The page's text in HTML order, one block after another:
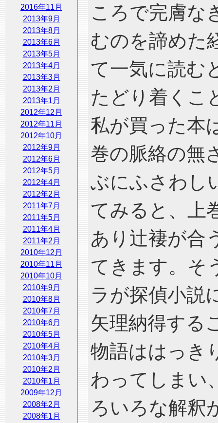
2016年11月
2013年9月
2013年8月
2013年6月
2013年5月
2013年4月
2013年3月
2013年2月
2013年1月
2012年12月
2012年11月
2012年10月
2012年9月
2012年6月
2012年5月
2012年4月
2012年2月
2011年7月
2011年5月
2011年4月
2011年2月
2010年12月
2010年11月
2010年10月
2010年9月
2010年8月
2010年7月
2010年6月
2010年5月
2010年4月
2010年3月
2010年2月
2010年1月
2009年12月
2008年2月
2008年1月
ころで完膚な
むのを諦めた
て一気に読む
たどり着くこ
私が買った本
巻の脈絡の無
ぶにふさわし
てみると、上
あり辻褄が合
てきます。そ
ラが探偵小説
矢理納得する
物語ははっき
わってしまい
ろいろな解釈